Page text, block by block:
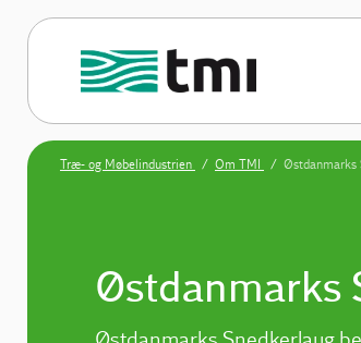
Træ- og Møbelindustrien Om TMI Østdanmarks
Østdanmarks